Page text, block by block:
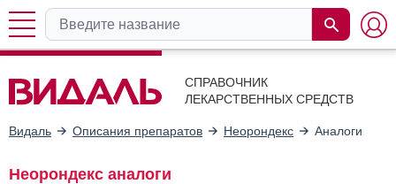
СПРАВОЧНИК
ЛЕКАРСТВЕННЫХ СРЕДСТВ
Видаль Описания препаратов Неорондекс Аналоги
Неорондекс аналоги